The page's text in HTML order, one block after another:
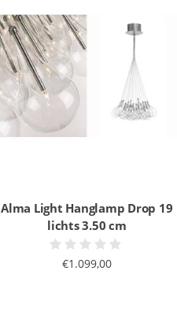
Alma Light Hanglamp Drop 19
lichts 3.50 cm
€1.099,00